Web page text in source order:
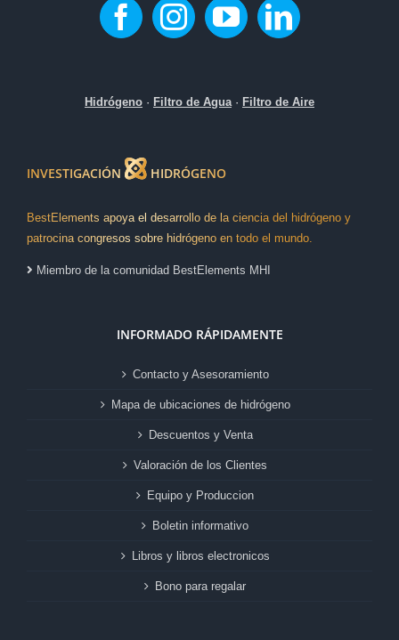
Hidrógeno · Filtro de Agua · Filtro de Aire
INVESTIGACIÓN HIDRÓGENO
BestElements apoya el desarrollo de la ciencia del hidrógeno y
patrocina congresos sobre hidrógeno en todo el mundo.
Miembro de la comunidad BestElements MHI
INFORMADO RÁPIDAMENTE
Contacto y Asesoramiento
Mapa de ubicaciones de hidrógeno
Descuentos y Venta
Valoración de los Clientes
Equipo y Produccion
Boletin informativo
Libros y libros electronicos
Bono para regalar